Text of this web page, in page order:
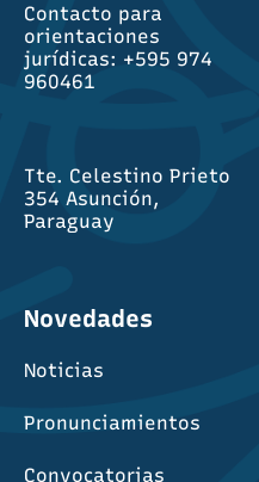
Contacto para
orientaciones
jurídicas: +595 974
960461
Tte. Celestino Prieto
354 Asunción,
Paraguay
Novedades
Noticias
Pronunciamientos
Convocatorias